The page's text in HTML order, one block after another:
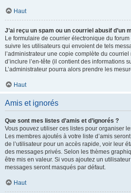
Haut
J’ai reçu un spam ou un courriel abusif d’un
Le formulaire de courrier électronique du
suivre les utilisateurs qui envoient de tels
l’administrateur une copie complète du
d’inclure l’en-tête (il contient des informations
L’administrateur pourra alors prendre les
Haut
Amis et ignorés
Que sont mes listes d’amis et d’ignorés ?
Vous pouvez utiliser ces listes pour organiser
Les membres ajoutés à votre liste d’amis
de l’utilisateur pour un accès rapide, voir leur
des messages privés. Selon les thèmes
être mis en valeur. Si vous ajoutez un
messages seront masqués par défaut.
Haut